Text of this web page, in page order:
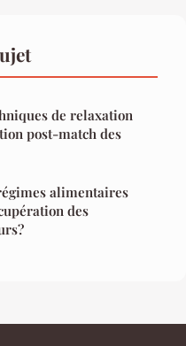
de relaxation
post-match des
alimentaires
des